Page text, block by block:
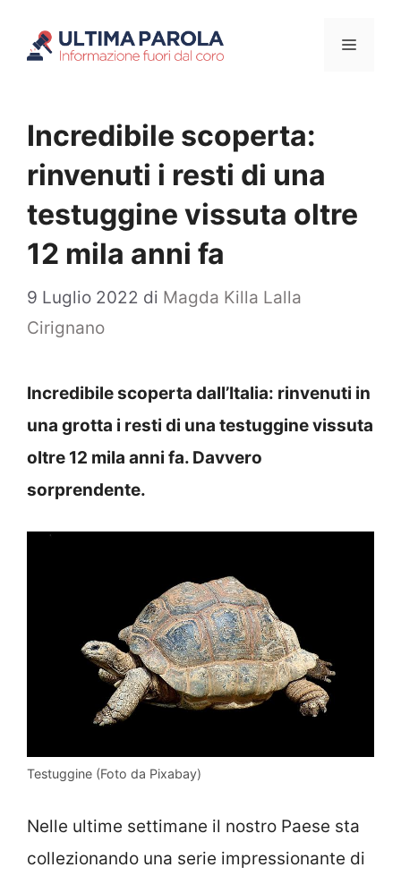
Menu
Incredibile scoperta:
rinvenuti i resti di una
testuggine vissuta oltre
12 mila anni fa
9 Luglio 2022 di Magda Killa Lalla
Cirignano
Incredibile scoperta dall’Italia: rinvenuti in
una grotta i resti di una testuggine vissuta
oltre 12 mila anni fa. Davvero
sorprendente.
Testuggine (Foto da Pixabay)
Nelle ultime settimane il nostro Paese sta
collezionando una serie impressionante di